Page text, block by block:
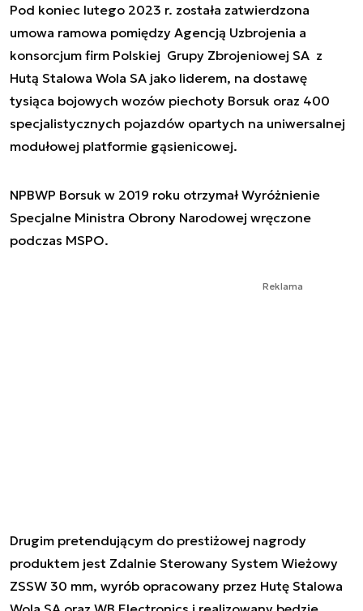
Pod koniec lutego 2023 r. została zatwierdzona
umowa ramowa pomiędzy Agencją Uzbrojenia a
konsorcjum firm Polskiej Grupy Zbrojeniowej SA z
Hutą Stalowa Wola SA jako liderem, na dostawę
tysiąca bojowych wozów piechoty Borsuk oraz 400
specjalistycznych pojazdów opartych na uniwersalnej
modułowej platformie gąsienicowej.
NPBWP Borsuk w 2019 roku otrzymał Wyróżnienie
Specjalne Ministra Obrony Narodowej wręczone
podczas MSPO.
Reklama
Drugim pretendującym do prestiżowej nagrody
produktem jest Zdalnie Sterowany System Wieżowy
ZSSW 30 mm, wyrób opracowany przez Hutę Stalowa